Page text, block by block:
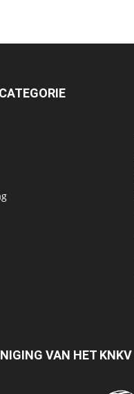
VAN HET KNKV